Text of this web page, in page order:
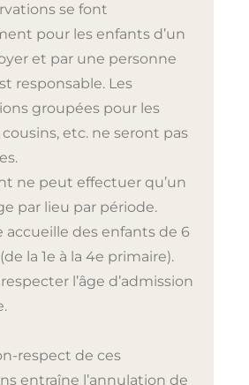
se font
pour les enfants d’un
et par une personne
responsable. Les
groupées pour les
etc. ne seront pas
ne peut effectuer qu’un
par lieu par période.
accueille des enfants de 6
la 1e à la 4e primaire).
l’âge d’admission
respect de ces
entraîne l’annulation de